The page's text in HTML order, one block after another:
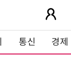
통신 경제